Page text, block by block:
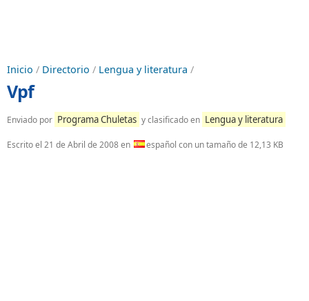
Inicio / Directorio / Lengua y literatura /
Vpf
Enviado por Programa Chuletas y clasificado en Lengua y literatura
Escrito el 21 de Abril de 2008en español con un tamaño de 12,13 KB